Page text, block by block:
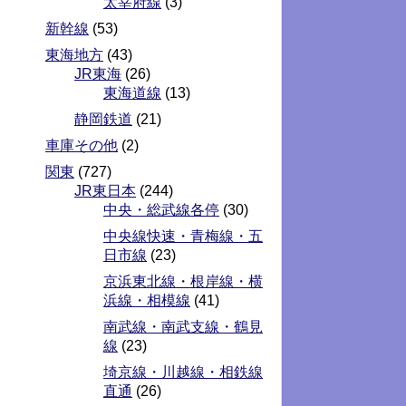
新幹線 (53)
東海地方 (43)
JR東海 (26)
東海道線 (13)
静岡鉄道 (21)
車庫その他 (2)
関東 (727)
JR東日本 (244)
中央・総武線各停 (30)
中央線快速・青梅線・五
日市線 (23)
京浜東北線・根岸線・横
浜線・相模線 (41)
南武線・南武支線・鶴見
線 (23)
埼京線・川越線・相鉄線
直通 (26)